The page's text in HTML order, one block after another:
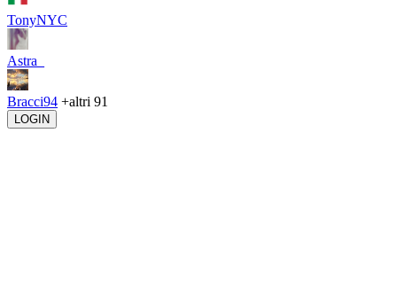
TonyNYC
Astra_
Bracci94 +altri 91
LOGIN